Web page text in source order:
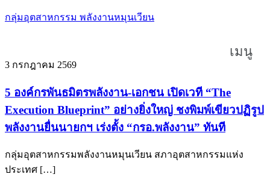
กลุ่มอุตสาหกรรม พลังงานหมุนเวียน
เมนู
3 กรกฎาคม 2569
5 องค์กรพันธมิตรพลังงาน-เอกชน เปิดเวที “The
Execution Blueprint” อย่างยิ่งใหญ่ ชงพิมพ์เขียวปฏิรูป
พลังงานยื่นนายกฯ เร่งตั้ง “กรอ.พลังงาน” ทันที
กลุ่มอุตสาหกรรมพลังงานหมุนเวียน สภาอุตสาหกรรมแห่ง
ประเทศ […]